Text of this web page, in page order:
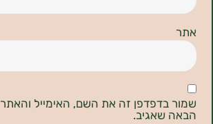
זה את השם, האימייל והאתר שלי לפעם